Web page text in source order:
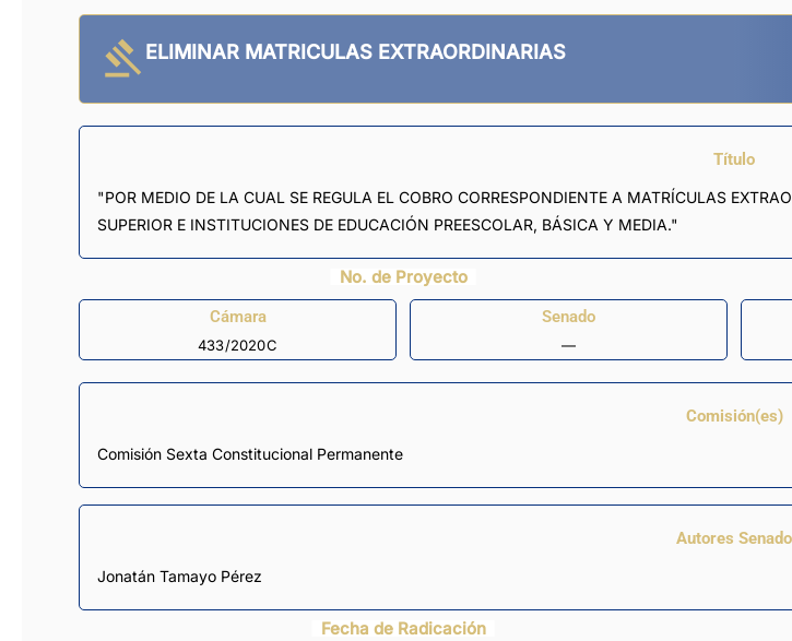
ELIMINAR MATRICULAS EXTRAORDINARIAS
Título
"POR MEDIO DE LA CUAL SE REGULA EL COBRO CORRESPONDIENTE A MATRÍCULAS
SUPERIOR E INSTITUCIONES DE EDUCACIÓN PREESCOLAR, BÁSICA Y MEDIA."
No. de Proyecto
Cámara
433/2020C
Senado
—
Comisión(es)
Comisión Sexta Constitucional Permanente
Autores Senado
Jonatán Tamayo Pérez
Fecha de Radicación